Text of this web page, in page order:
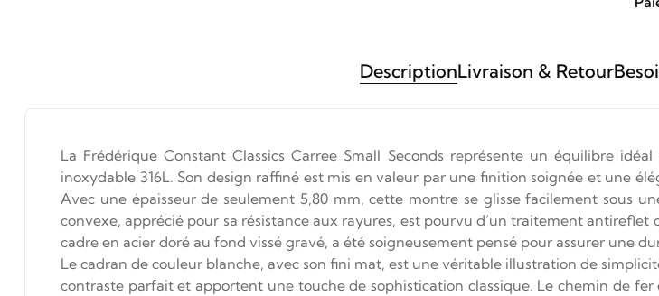
DescriptionLivraison & Retour
La Frédérique Constant Classics Carree Small Seconds représente un équilibre
inoxydable 316L. Son design raffiné est mis en valeur par une finition soignée et une
Avec une épaisseur de seulement 5,80 mm, cette montre se glisse facilement sous
convexe, apprécié pour sa résistance aux rayures, est pourvu d’un traitement
cadre en acier doré au fond vissé gravé, a été soigneusement pensé pour assurer une
Le cadran de couleur blanche, avec son fini mat, est une véritable illustration de
contraste parfait et apportent une touche de sophistication classique. Le chemin de